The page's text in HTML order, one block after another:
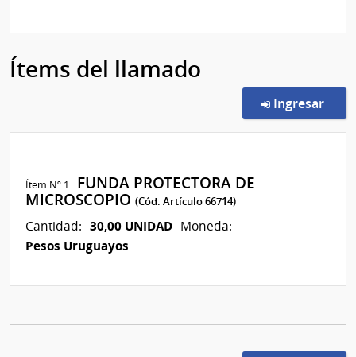
Ítems del llamado
Ingresar
Ítem Nº 1
FUNDA PROTECTORA DE
MICROSCOPIO(Cód. Artículo 66714)
Cantidad: 30,00 UNIDAD Moneda:
Pesos Uruguayos